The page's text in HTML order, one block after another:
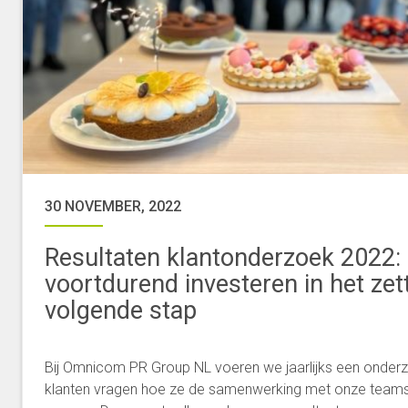
30 NOVEMBER, 2022
Resultaten klantonderzoek 2022:
voortdurend investeren in het
volgende stap
Bij Omnicom PR Group NL voeren we jaarlijks een
klanten vragen hoe ze de samenwerking met onze